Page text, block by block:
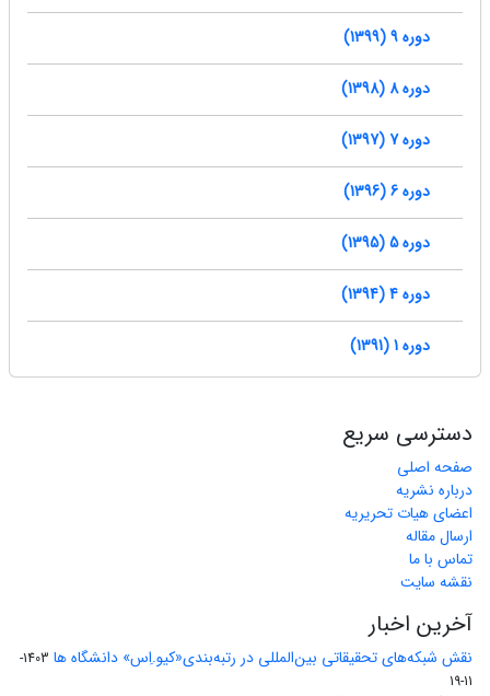
دوره 9 (1399)
دوره 8 (1398)
دوره 7 (1397)
دوره 6 (1396)
دوره 5 (1395)
دوره 4 (1394)
دوره 1 (1391)
دسترسی سریع
صفحه اصلی
درباره نشریه
اعضای هیات تحریریه
ارسال مقاله
تماس با ما
نقشه سایت
آخرین اخبار
نقش شبکه‌های تحقیقاتی بین‌المللی در رتبه‌بندی«کیو.اِس» دانشگاه ها
1403-
11-19